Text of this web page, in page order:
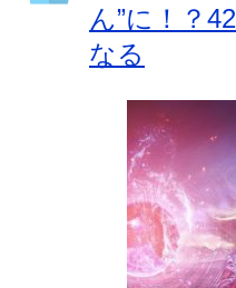
ん”に！？
なる